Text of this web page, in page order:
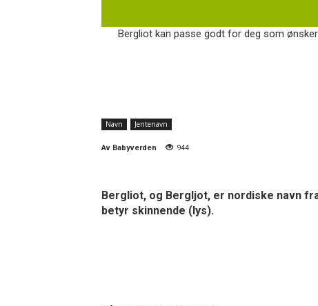
Bergliot kan passe godt for deg som
Navn Jentenavn
Av Babyverden 944
Bergliot, og Bergljot, er nordiske navn
betyr skinnende (lys).